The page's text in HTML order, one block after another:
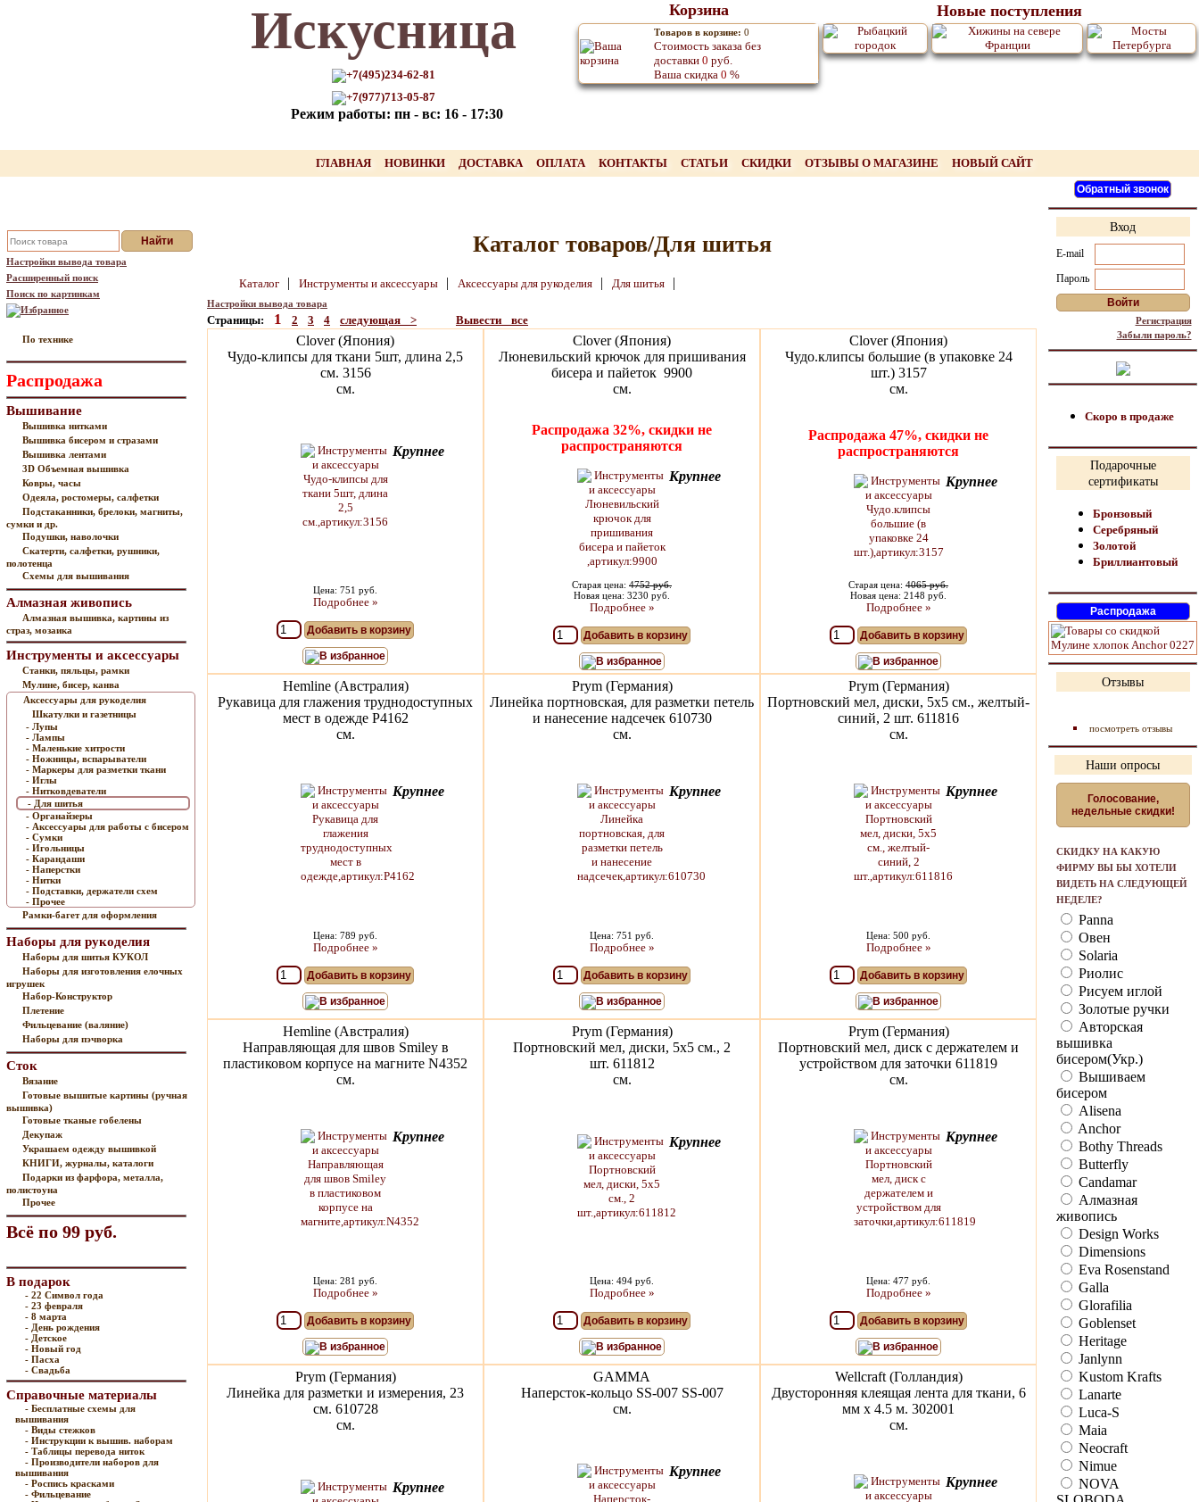
Только для Вас промокод на
Отправить
Искусница
+7(495)234-62-81
+7(977)713-05-87
Режим работы: пн - вс: 16 - 17:30
Корзина
Товаров в корзине: 0
Стоимость заказа без
доставки 0 руб.
Ваша скидка 0 %
Новые поступления
ГЛАВНАЯ НОВИНКИ ДОСТАВКА ОПЛАТА КОНТАКТЫ СТАТЬИ СКИДКИ ОТЗЫВЫ О МАГАЗИНЕ НОВЫЙ САЙТ
Настройки вывода товара
Расширенный поиск
Поиск по картинкам
Избранное
По технике
Распродажа
Вышивание
Вышивка нитками
Вышивка бисером и стразами
Вышивка лентами
3D Объемная вышивка
Ковры, часы
Одеяла, ростомеры, салфетки
Подстаканники, брелоки, магниты,
сумки и др.
Подушки, наволочки
Скатерти, салфетки, рушники,
полотенца
Схемы для вышивания
Алмазная живопись
Алмазная вышивка, картины из
страз, мозаика
Инструменты и аксессуары
Станки, пяльцы, рамки
Мулине, бисер, канва
Аксессуары для рукоделия
Шкатулки и газетницы
- Лупы
- Лампы
- Маленькие хитрости
- Ножницы, вспарыватели
- Маркеры для разметки ткани
- Иглы
- Нитковдеватели
- Для шитья
- Органайзеры
- Аксессуары для работы с бисером
- Сумки
- Игольницы
- Карандаши
- Наперстки
- Нитки
- Подставки, держатели схем
- Прочее
Рамки-багет для оформления
Наборы для рукоделия
Наборы для шитья КУКОЛ
Наборы для изготовления елочных
игрушек
Набор-Конструктор
Плетение
Фильцевание (валяние)
Наборы для пэчворка
Сток
Вязание
Готовые вышитые картины (ручная
вышивка)
Готовые тканые гобелены
Декупаж
Украшаем одежду вышивкой
КНИГИ, журналы, каталоги
Подарки из фарфора, металла,
полистоуна
Прочее
Всё по 99 руб.
В подарок
- 22 Символ года
- 23 февраля
- 8 марта
- День рождения
- Детское
- Новый год
- Пасха
- Свадьба
Справочные материалы
- Бесплатные схемы для
вышивания
- Виды стежков
- Инструкции к вышив. наборам
- Таблицы перевода ниток
- Производители наборов для
вышивания
- Роспись красками
- Фильцевание
Каталог товаров/Для шитья
Каталог | Инструменты и аксессуары | Аксессуары для рукоделия | Для шитья |
Настройки вывода товара
Страницы: 1 2 3 4 следующая > Вывести все
Clover (Япония)
Чудо-клипсы для ткани 5шт, длина 2,5
см. 3156
см.
Крупнее
Цена: 751 руб.
Подробнее »
Добавить в корзину
В избранное
Clover (Япония)
Люневильский крючок для пришивания
бисера и пайеток 9900
см.
Распродажа 32%, скидки не
распространяются
Крупнее
Старая цена: 4752 руб.
Новая цена: 3230 руб.
Подробнее »
Добавить в корзину
В избранное
Clover (Япония)
Чудо.клипсы большие (в упаковке 24
шт.) 3157
см.
Распродажа 47%, скидки не
распространяются
Крупнее
Старая цена: 4065 руб.
Новая цена: 2148 руб.
Подробнее »
Добавить в корзину
В избранное
Hemline (Австралия)
Рукавица для глажения труднодоступных
мест в одежде P4162
см.
Крупнее
Цена: 789 руб.
Подробнее »
Добавить в корзину
В избранное
Prym (Германия)
Линейка портновская, для разметки петель
и нанесение надсечек 610730
см.
Крупнее
Цена: 751 руб.
Подробнее »
Добавить в корзину
В избранное
Prym (Германия)
Портновский мел, диски, 5х5 см., желтый-
синий, 2 шт. 611816
см.
Крупнее
Цена: 500 руб.
Подробнее »
Добавить в корзину
В избранное
Hemline (Австралия)
Направляющая для швов Smiley в
пластиковом корпусе на магните N4352
см.
Крупнее
Цена: 281 руб.
Подробнее »
Добавить в корзину
В избранное
Prym (Германия)
Портновский мел, диски, 5х5 см., 2
шт. 611812
см.
Крупнее
Цена: 494 руб.
Подробнее »
Добавить в корзину
В избранное
Prym (Германия)
Портновский мел, диск с держателем и
устройством для заточки 611819
см.
Крупнее
Цена: 477 руб.
Подробнее »
Добавить в корзину
В избранное
Prym (Германия)
Линейка для разметки и измерения, 23
см. 610728
см.
Крупнее
GAMMA
Наперсток-кольцо SS-007 SS-007
см.
Крупнее
Wellcraft (Голландия)
Двусторонняя клеящая лента для ткани, 6
мм х 4.5 м. 302001
см.
Крупнее
Вход
E-mail
Пароль
Регистрация
Забыли пароль?
Скоро в продаже
Подарочные
сертификаты
Бронзовый
Серебряный
Золотой
Бриллиантовый
Отзывы
посмотреть отзывы
Наши опросы
Голосование,
недельные скидки!
СКИДКУ НА КАКУЮ
ФИРМУ ВЫ БЫ ХОТЕЛИ
ВИДЕТЬ НА СЛЕДУЮЩЕЙ
НЕДЕЛЕ?
Panna
Овен
Solaria
Риолис
Рисуем иглой
Золотые ручки
Авторская
вышивка
бисером(Укр.)
Вышиваем
бисером
Alisena
Anchor
Bothy Threads
Butterfly
Candamar
Алмазная
живопись
Design Works
Dimensions
Eva Rosenstand
Galla
Glorafilia
Goblenset
Heritage
Janlynn
Kustom Krafts
Lanarte
Luca-S
Maia
Neocraft
Nimue
NOVA